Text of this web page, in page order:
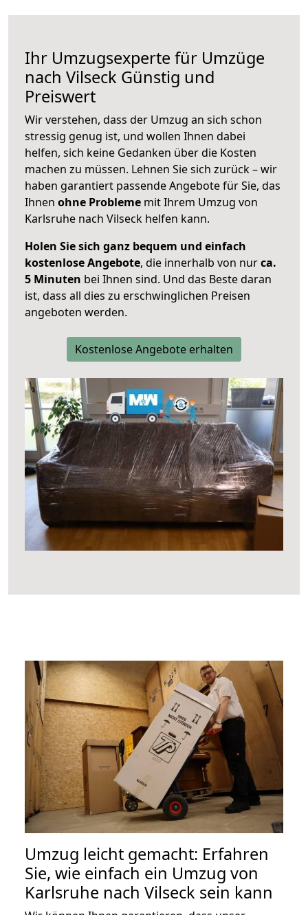
Ihr Umzugsexperte für Umzüge
nach Vilseck Günstig und
Preiswert
Wir verstehen, dass der Umzug an sich schon
stressig genug ist, und wollen Ihnen dabei
helfen, sich keine Gedanken über die Kosten
machen zu müssen. Lehnen Sie sich zurück – wir
haben garantiert passende Angebote für Sie, das
Ihnen ohne Probleme mit Ihrem Umzug von
Karlsruhe nach Vilseck helfen kann.
Holen Sie sich ganz bequem und einfach
kostenlose Angebote, die innerhalb von nurca.
5 Minuten bei Ihnen sind. Und das Beste daran
ist, dass all dies zu erschwinglichen Preisen
angeboten werden.
Kostenlose Angebote erhalten
Umzug leicht gemacht: Erfahren
Sie, wie einfach ein Umzug von
Karlsruhe nach Vilseck sein kann